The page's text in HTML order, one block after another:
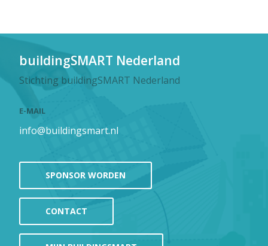
buildingSMART Nederland
Stichting buildingSMART Nederland
E-MAIL
info@buildingsmart.nl
SPONSOR WORDEN
CONTACT